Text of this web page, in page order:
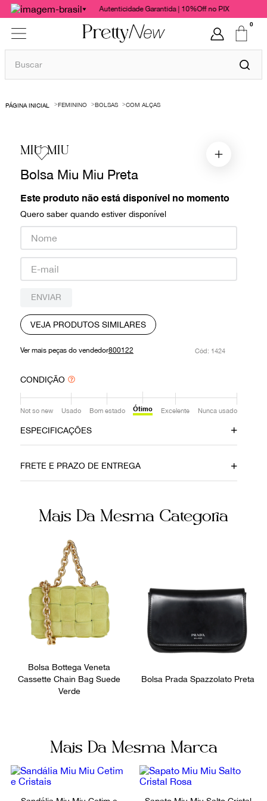
Autenticidade Garantida | 10%Off no PIX
0
Buscar
FEMININO BOLSAS COM ALÇAS
MIU MIU
Bolsa Miu Miu Preta
Este produto não está disponível no momento
Quero saber quando estiver disponível
ENVIAR
VEJA PRODUTOS SIMILARES
Ver mais peças do vendedor800122 : 1424
CONDIÇÃO
Not so new Usado Bom estado Ótimo Excelente Nunca usado
ESPECIFICAÇÕES
Couro Preto
Encaixe 194
Bolsos internos
Ocasião
Dia a Dia
FRETE E PRAZO DE ENTREGA
Mais Da Mesma Categoria
Bolsa Bottega Veneta
Cassette Chain Bag Suede
Verde
Bolsa Prada Spazzolato Preta
Mais Da Mesma Marca
1º
bolsas
chanel
vestido
gucci
valentino
paula raia
burberry
prada
louis vuitton